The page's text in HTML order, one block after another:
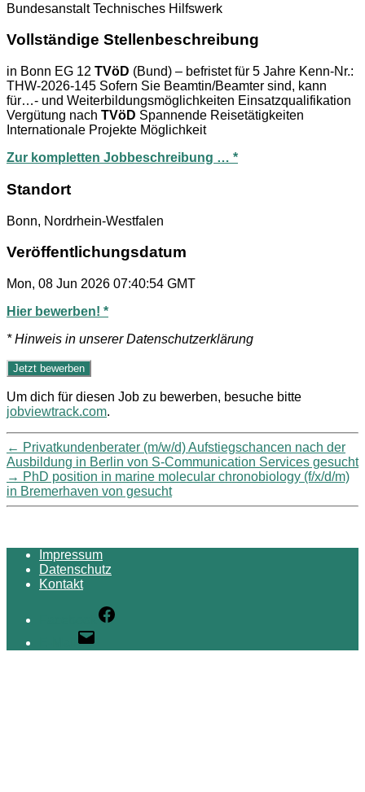
Bundesanstalt Technisches Hilfswerk
Vollständige Stellenbeschreibung
in Bonn EG 12 TVöD (Bund) – befristet für 5 Jahre Kenn-Nr.:
THW-2026-145 Sofern Sie Beamtin/Beamter sind, kann
für…- und Weiterbildungsmöglichkeiten Einsatzqualifikation
Vergütung nach TVöD Spannende Reisetätigkeiten
Internationale Projekte Möglichkeit
Zur kompletten Jobbeschreibung … *
Standort
Bonn, Nordrhein-Westfalen
Veröffentlichungsdatum
Mon, 08 Jun 2026 07:40:54 GMT
Hier bewerben! *
* Hinweis in unserer Datenschutzerklärung
Um dich für diesen Job zu bewerben, besuche bitte
jobviewtrack.com.
← Privatkundenberater (m/w/d) Aufstiegschancen nach der
Ausbildung in Berlin von S-Communication Services gesucht
→ PhD position in marine molecular chronobiology (f/x/d/m)
in Bremerhaven von gesucht
Impressum
Datenschutz
Kontakt